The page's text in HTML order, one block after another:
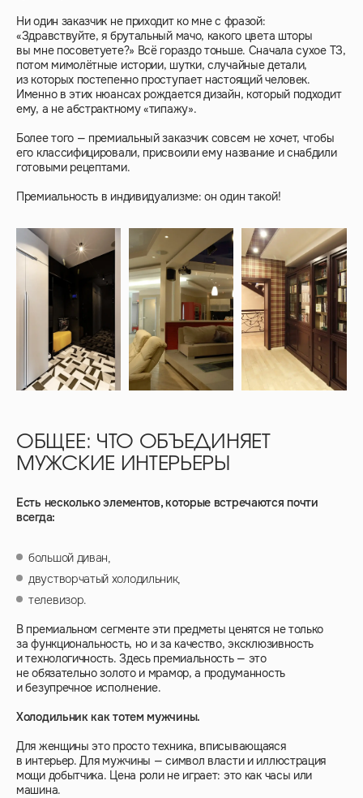
Ни один заказчик не приходит ко мне с фразой:
«Здравствуйте, я брутальный мачо, какого цвета шторы
вы мне посоветуете?» Всё гораздо тоньше. Сначала сухое ТЗ,
потом мимолётные истории, шутки, случайные детали,
из которых постепенно проступает настоящий человек.
Именно в этих нюансах рождается дизайн, который подходит
ему, а не абстрактному «типажу».
Более того — премиальный заказчик совсем не хочет, чтобы
его классифицировали, присвоили ему название и снабдили
готовыми рецептами.
Премиальность в индивидуализме: он один такой!
ОБЩЕЕ: ЧТО ОБЪЕДИНЯЕТ
МУЖСКИЕ ИНТЕРЬЕРЫ
Есть несколько элементов, которые встречаются почти
всегда:
большой диван,
двустворчатый холодильник,
телевизор.
В премиальном сегменте эти предметы ценятся не только
за функциональность, но и за качество, эксклюзивность
и технологичность. Здесь премиальность — это
не обязательно золото и мрамор, а продуманность
и безупречное исполнение.
Холодильник как тотем мужчины.
Для женщины это просто техника, вписывающаяся
в интерьер. Для мужчины — символ власти и иллюстрация
мощи добытчика. Цена роли не играет: это как часы или
машина.